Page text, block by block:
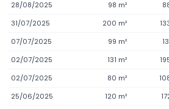
28/08/2025
98 m²
31/07/2025
200 m²
07/07/2025
99 m²
02/07/2025
131 m²
02/07/2025
80 m²
25/06/2025
120 m²